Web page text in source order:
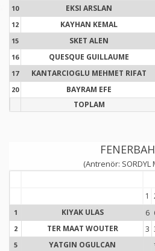
10 EKSI ARSLAN
12 KAYHAN KEMAL
15 SKET ALEN
16 QUESQUE GUILLAUME
17 KANTARCIOGLU MEHMET RIFAT
20 BAYRAM EFE
TOPLAM
(Antrenör: SORDYL
1
1 KIYAK ULAS 6
2 TER MAAT WOUTER 3
5 YATGIN OGULCAN